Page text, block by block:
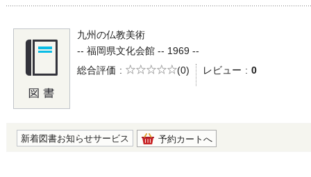
九州の仏教美術
-- 福岡県文化会館 -- 1969 --
総合評価
5段階評価
(0) レビュー 0
新着図書お知らせサービス 予約カートへ